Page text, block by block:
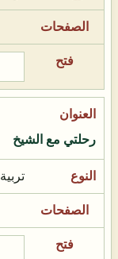
رحلتي مع الشيخ
تربية